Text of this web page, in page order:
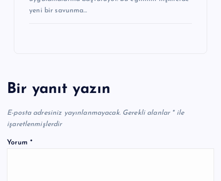
yeni bir savunma…
Bir yanıt yazın
E-posta adresiniz yayınlanmayacak. Gerekli alanlar *ile
işaretlenmişlerdir
Yorum *